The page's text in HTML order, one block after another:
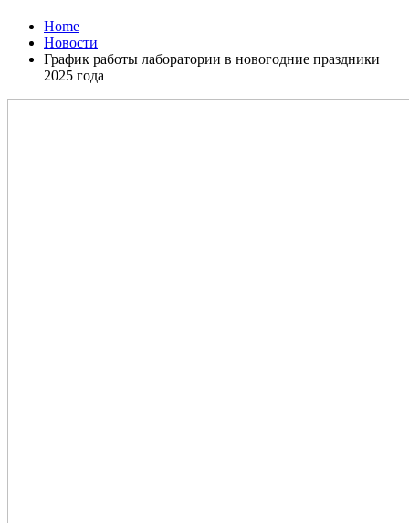
Home
Новости
График работы лаборатории в новогодние праздники
2025 года